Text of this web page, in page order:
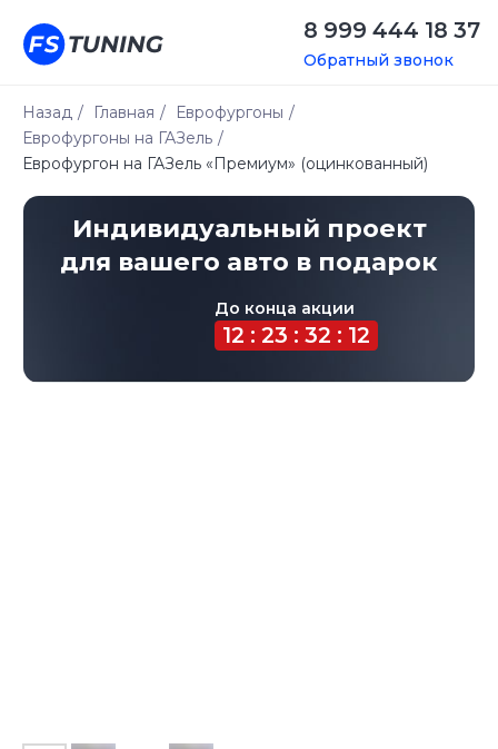
8 999 444 18 37
Обратный звонок
Назад / Главная / Еврофургоны /
Еврофургоны на ГАЗель /
Еврофургон на ГАЗель «Премиум» (оцинкованный)
Индивидуальный проект
12 : 23 : 32 : 12